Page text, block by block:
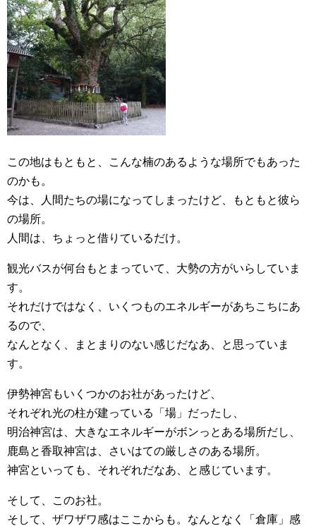
この地はもともと、こんな楠のあるような場所でもあった
のかも。
今は、人間たちの場になってしまったけど、もともと彼ら
の場所。
人間は、ちょっと借りているだけ。
観光バスが何台もとまっていて、大勢の方がいらしていま
す。
それだけではなく、いくつものエネルギーがあちこちにあ
るので、
なんとなく、まとまりのない感じだなあ、と思っていま
す。
伊勢神宮もいくつかのお社があったけど、
それぞれ光の柱が建っている「場」だったし、
明治神宮は、大きなエネルギーがボンっとある場所だし、
鹿島と香取神宮は、さいはての厳しさのある場所。
神宮といっても、それぞれだなあ、と感じています。
そして、このお社。
そして、ザワザワ感はここからも。なんとなく「倉庫」感